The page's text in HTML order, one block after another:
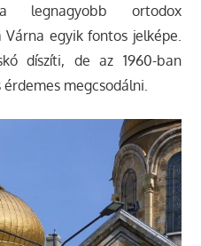
legnagyobb ortodox
egyik fontos jelképe.
díszíti, de az 1960-ban
megcsodálni.